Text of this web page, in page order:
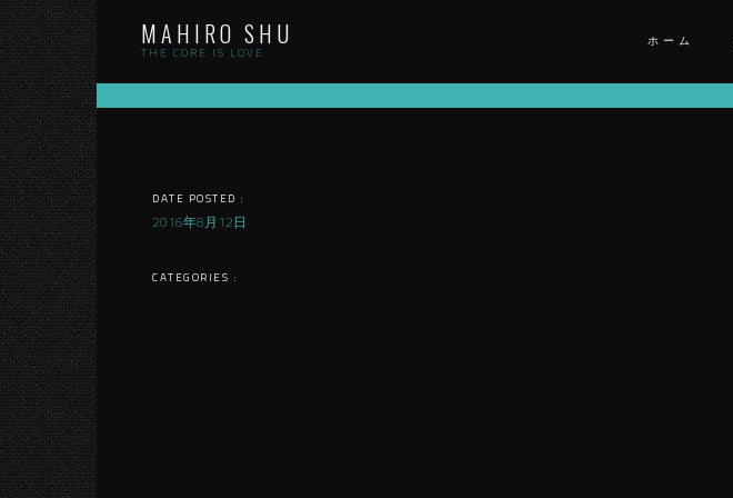
Skip
to
content
MAHIRO SHU
THE CORE IS LOVE
ホーム
DATE POSTED :
2016年8月12日
CATEGORIES :